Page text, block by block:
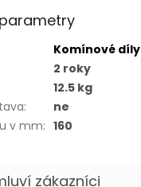
Komínové díly
2 roky
12.5 kg
:
ne
v mm: 160